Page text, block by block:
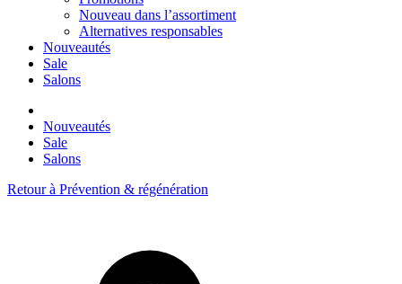
Nouveau dans l’assortiment
Alternatives responsables
Nouveautés
Sale
Salons
Nouveautés
Sale
Salons
Retour à Prévention & régénération